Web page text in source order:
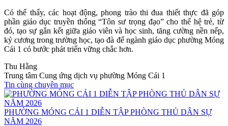
Có thể thấy, các hoạt động, phong trào thi đua thiết thực đã góp
phần giáo dục truyền thống “Tôn sư trọng đạo” cho thế hệ trẻ, từ
đó, tạo sự gắn kết giữa giáo viên và học sinh, tăng cường nền nếp,
kỷ cương trong trường học, tạo đà để ngành giáo dục phường Móng
Cái 1 có bước phát triển vững chắc hơn.
Thu Hằng
Trung tâm Cung ứng dịch vụ phường Móng Cái 1
Tin cùng chuyên mục
PHƯỜNG MÓNG CÁI 1 DIỄN TẬP PHÒNG THỦ DÂN SỰ
NĂM 2026